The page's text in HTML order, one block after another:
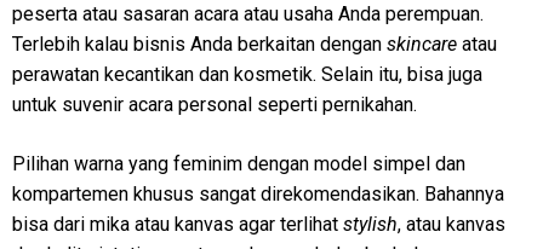
peserta atau sasaran acara atau usaha Anda perempuan.
Terlebih kalau bisnis Anda berkaitan dengan skincare atau
perawatan kecantikan dan kosmetik. Selain itu, bisa juga
untuk suvenir acara personal seperti pernikahan.
Pilihan warna yang feminim dengan model simpel dan
kompartemen khusus sangat direkomendasikan. Bahannya
bisa dari mika atau kanvas agar terlihat stylish, atau kanvas